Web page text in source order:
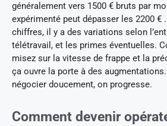
généralement vers 1500 € bruts par
expérimenté peut dépasser les 2200 €
chiffres, il y a des variations selon
télétravail, et les primes éventuelles.
misez sur la vitesse de frappe et la
ça ouvre la porte à des
négocier doucement, on progresse.
Comment devenir